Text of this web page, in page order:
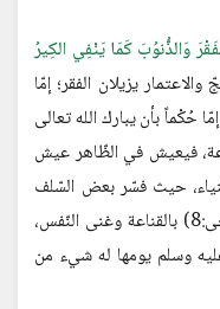
وَالذُّنوُبَ كَمَا يَنْفِي الكِيرُ
يزيلان الفقر؛ إمّا
حُكْماً بأن يبارك الله تعالى
فيعيش في الظّاهر عيش
حيث فسّر بعض السّلف
} (الضحى:8) بالقناعة وغنى النّفس،
وسلم يومها له شيء من